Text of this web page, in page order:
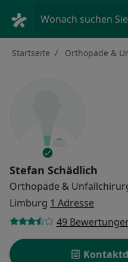
Wonach suchen
Startseite Orthopäde &
Stefan Schädlich
Orthopäde &
Limburg 1 Adresse
49